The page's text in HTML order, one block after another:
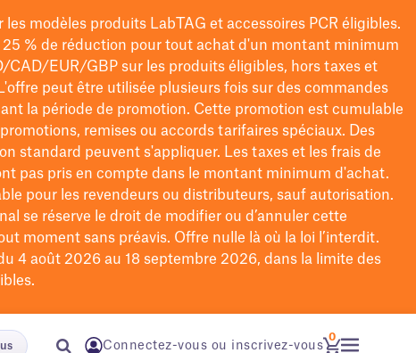
les modèles produits LabTAG et accessoires PCR éligibles.
25 % de réduction pour tout achat d'un montant minimum
CAD/EUR/GBPsur les produits éligibles, hors taxes et
peut être utilisée plusieurs fois sur des commandes
la période de promotion. Cette promotion est cumulable
remises ou accords tarifaires spéciaux. Des
standard peuvent s'appliquer. Les taxes et les frais de
pas pris en compte dans le montant minimum d'achat.
pour les revendeurs ou distributeurs, sauf autorisation.
se réserve le droit de modifierou d’annuler cette
moment sans préavis. Offre nulle là où la loi l’interdit.
4 août 2026 au 18 septembre 2026, dans la limite des
Connectez-vous ou inscrivez-vous
0